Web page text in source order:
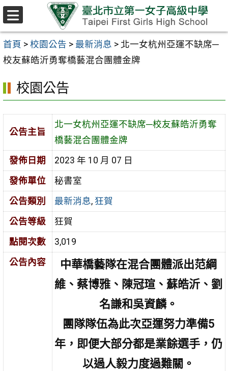
跳至主要內容區
首頁 > 校園公告 > 最新消息 > 北一女杭州亞運不缺席─
校友蘇皓沂勇奪橋藝混合團體金牌
校園公告
公告主旨
北一女杭州亞運不缺席─校友蘇皓沂勇奪
橋藝混合團體金牌
發佈日期
2023 年 10 月 07 日
發佈單位
秘書室
公告類別
最新消息, 狂賀
公告等級
狂賀
點閱次數
3,019
公告內容
中華橋藝隊在混合團體派出范綱
維、蔡博雅、陳冠瑄、蘇皓沂、劉
名謙和吳資麟。
團隊隊伍為此次亞運努力準備5
年，即便大部分都是業餘選手，仍
以過人毅力度過難關。
選
單